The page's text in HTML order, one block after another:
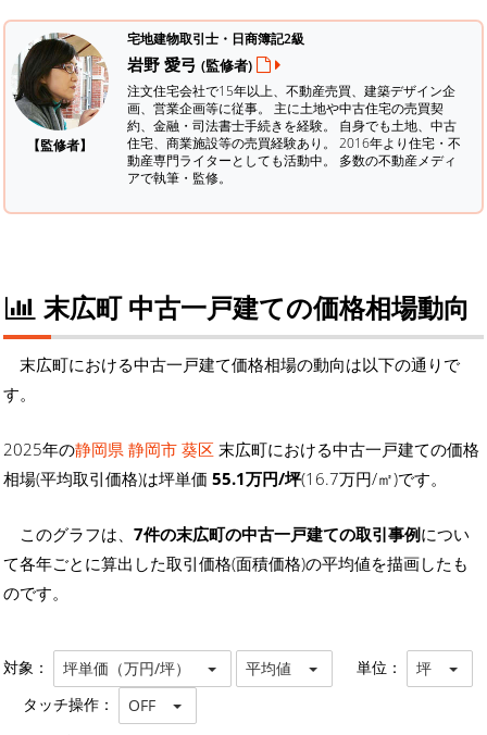
【監修者】
宅地建物取引士・日商簿記2級
岩野 愛弓 (監修者)
注文住宅会社で15年以上、不動産売買、建築デザイン企
画、営業企画等に従事。 主に土地や中古住宅の売買契
約、金融・司法書士手続きを経験。 自身でも土地、中古
住宅、商業施設等の売買経験あり。 2016年より住宅・不
動産専門ライターとしても活動中。 多数の不動産メディ
アで執筆・監修。
末広町 中古一戸建ての価格相場動向
末広町における中古一戸建て価格相場の動向は以下の通りで
す。
2025年の静岡県 静岡市 葵区 末広町における中古一戸建ての価格
相場(平均取引価格)は坪単価 55.1万円/坪(16.7万円/㎡)です。
このグラフは、 7件の末広町の中古一戸建ての取引事例につい
て各年ごとに算出した取引価格(面積価格)の平均値を描画したも
のです。
対象： 坪単価（万円/坪） 平均値 単位： 坪
タッチ操作： OFF